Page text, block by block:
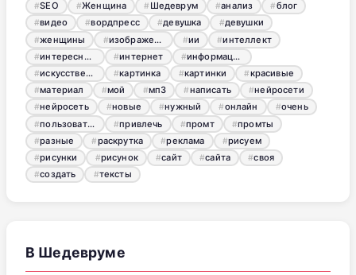
SEO Женщина Шедеврум анализ
блог
видео
вордпресс девушка
девушки
женщины
изображения ии
интеллект
интересный
интернет
информация
искусственный
картинка картинки
красивые
материал
мой мп3 написать
нейросети
нейросеть
новые нужный онлайн
очень
пользователь
привлечь промт
промты
разные
раскрутка реклама
рисуем
рисунки
рисунок сайт сайта
своя
создать
тексты
В Шедевруме